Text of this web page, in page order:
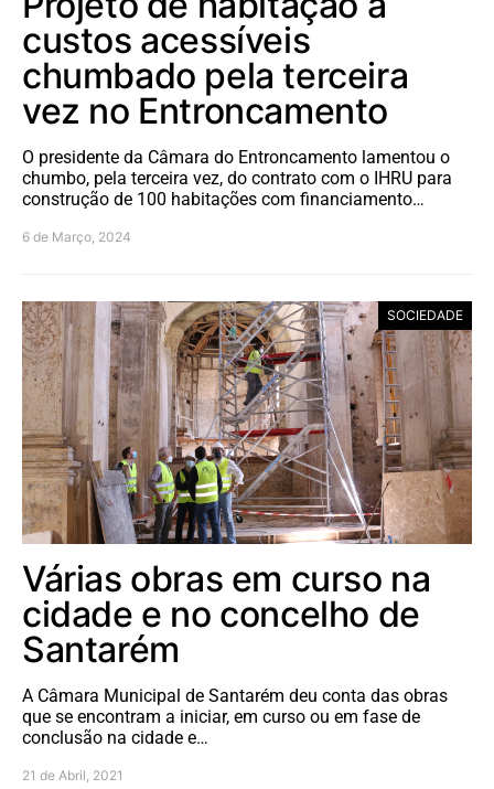
custos acessíveis
chumbado pela terceira
vez no Entroncamento
O presidente da Câmara do Entroncamento lamentou o
chumbo, pela terceira vez, do contrato com o IHRU para
construção de 100 habitações com financiamento…
6 de Março, 2024
SOCIEDADE
Várias obras em curso na
cidade e no concelho de
Santarém
A Câmara Municipal de Santarém deu conta das obras
que se encontram a iniciar, em curso ou em fase de
conclusão na cidade e…
21 de Abril, 2021